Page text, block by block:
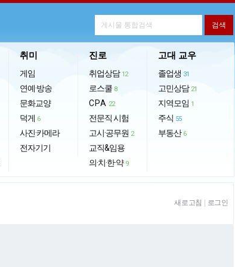
취미
게임
연예·방송
문화교양
덕게 6
사진·카메라
전자기기
진로
취업상담 12
로스쿨 8
CPA 22
전문직 시험
고시·공무원 2
교직&임용
의·치·한·약 9
고대 교우
졸업생 31
고민상담 21
지역모임 1
주식 55
부동산 6
새로고침 로그인